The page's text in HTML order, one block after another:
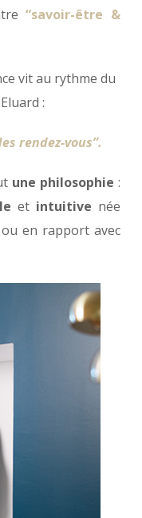
“savoir-être &
vit au rythme du
:
rendez-vous”.
une philosophie :
et intuitive née
ou en rapport avec